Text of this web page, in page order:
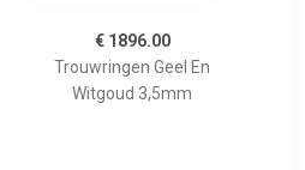
€ 1896.00
Trouwringen Geel En
Witgoud 3,5mm